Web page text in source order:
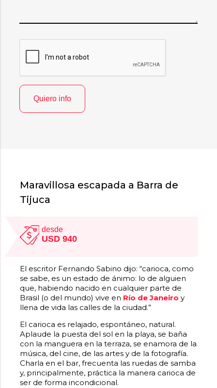
Maravillosa escapada a Barra de
Tijuca
desde
USD 940
El escritor Fernando Sabino dijo: “carioca, como
se sabe, es un estado de ánimo: lo de alguien
que, habiendo nacido en cualquier parte de
Brasil (o del mundo) vive en Río de Janeiro y
llena de vida las calles de la ciudad.”
El carioca es relajado, espontáneo, natural.
Aplaude la puesta del sol en la playa, se baña
con la manguera en la terraza, se enamora de la
música, del cine, de las artes y de la fotografía.
Charla en el bar, frecuenta las ruedas de samba
y, principalmente, práctica la manera carioca de
ser de forma incondicional.